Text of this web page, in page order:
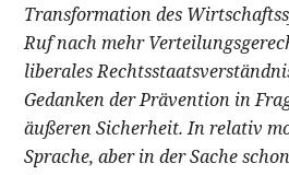
Transformation des
Ruf nach mehr
liberales
Gedanken der Prävention in
äußeren Sicherheit. In relativ
Sprache, aber in der Sache